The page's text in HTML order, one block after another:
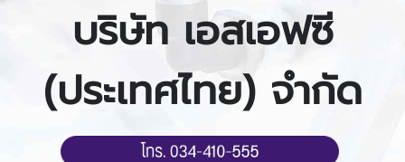
บริษัท เอสเอฟซี
(ประเทศไทย) จำกัด